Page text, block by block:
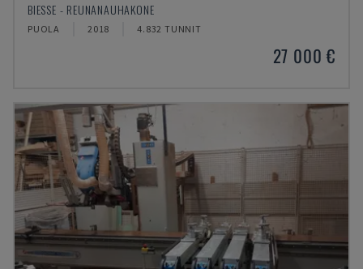
BIESSE - REUNANAUHAKONE
PUOLA 2018 4.832 TUNNIT
27 000 €